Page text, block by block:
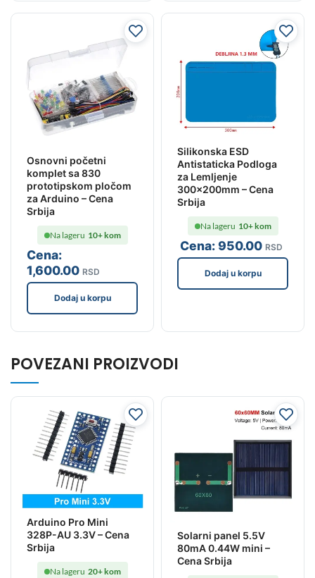
Osnovni početni
komplet sa 830
prototipskom pločom
za Arduino – Cena
Srbija
Cena:
1,600.00 RSD
Na lageru 10+ kom
Dodaj u korpu
Silikonska ESD
Antistaticka Podloga
za Lemljenje
300x200mm – Cena
Srbija
Cena:950.00 RSD
Na lageru 10+ kom
Dodaj u korpu
POVEZANI PROIZVODI
Arduino Pro Mini
328P-AU 3.3V – Cena
Srbija
Na lageru 20+ kom
Solarni panel 5.5V
80mA 0.44W mini –
Cena Srbija